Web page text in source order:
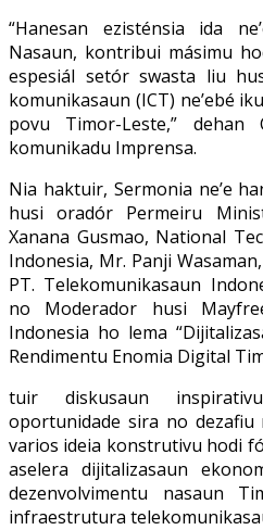
“Hanesan ezisténsia ida
Nasaun, kontribui másimu
espesiál setór swasta liu
komunikasaun (ICT) ne’ebé
povu Timor-Leste,”
komunikadu Imprensa.
Nia haktuir, Sermonia ne’e
husi oradór Permeiru
Xanana Gusmao, National
Indonesia, Mr. Panji
PT. Telekomunikasaun
no Moderador husi
Indonesia ho lema
Rendimentu Enomia Digital
tuir diskusaun
oportunidade sira no dezafiu
varios ideia konstrutivu hodi
aselera dijitalizasaun
dezenvolvimentu nasaun
infraestrutura